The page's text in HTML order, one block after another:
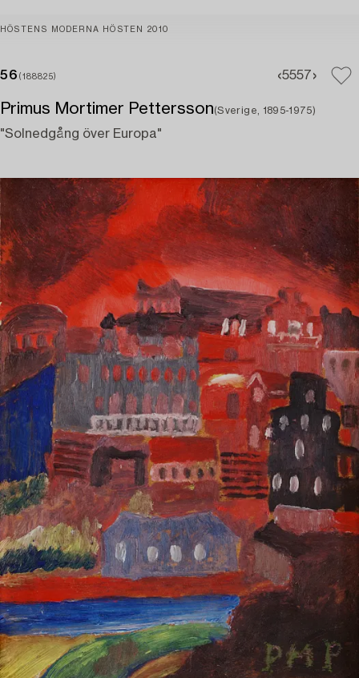
HÖSTENS MODERNA HÖSTEN 2010
56 (188825) 5557
Primus Mortimer Pettersson(Sverige, 1895-1975)
"Solnedgång över Europa"